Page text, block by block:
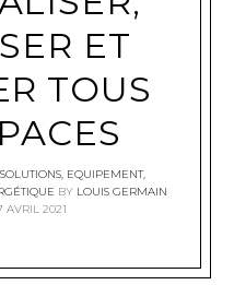
ET
TOUS
, EQUIPEMENT,
BY LOUIS GERMAIN
AVRIL 2021